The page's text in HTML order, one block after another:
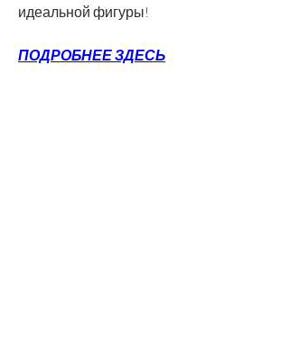
идеальной фигуры!
ПОДРОБНЕЕ ЗДЕСЬ